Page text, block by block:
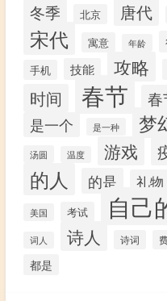
冬季 北京 唐代
宋代 寓意 年龄
手机 技能 攻略
时间 春节 春
是一个 是一种 梦
汤圆 温度 游戏
的人 的是 礼物
美国 考试 自己
词人 诗人 诗词
都是